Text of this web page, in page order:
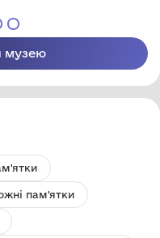
музею
пам'ятки